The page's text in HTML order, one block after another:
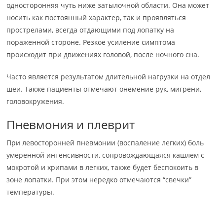
односторонняя чуть ниже затылочной области. Она может
носить как постоянный характер, так и проявляться
прострелами, всегда отдающими под лопатку на
пораженной стороне. Резкое усиление симптома
происходит при движениях головой, после ночного сна.
Часто является результатом длительной нагрузки на отдел
шеи. Также пациенты отмечают онемение рук, мигрени,
головокружения.
Пневмония и плеврит
При левосторонней пневмонии (воспаление легких) боль
умеренной интенсивности, сопровождающаяся кашлем с
мокротой и хрипами в легких, также будет беспокоить в
зоне лопатки. При этом нередко отмечаются “свечки”
температуры.